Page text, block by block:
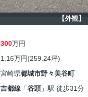
【外観】
300万円
1.16万円(259.24坪)
宮崎県都城市野々美谷町
吉都線 「谷頭 」駅 徒歩31分